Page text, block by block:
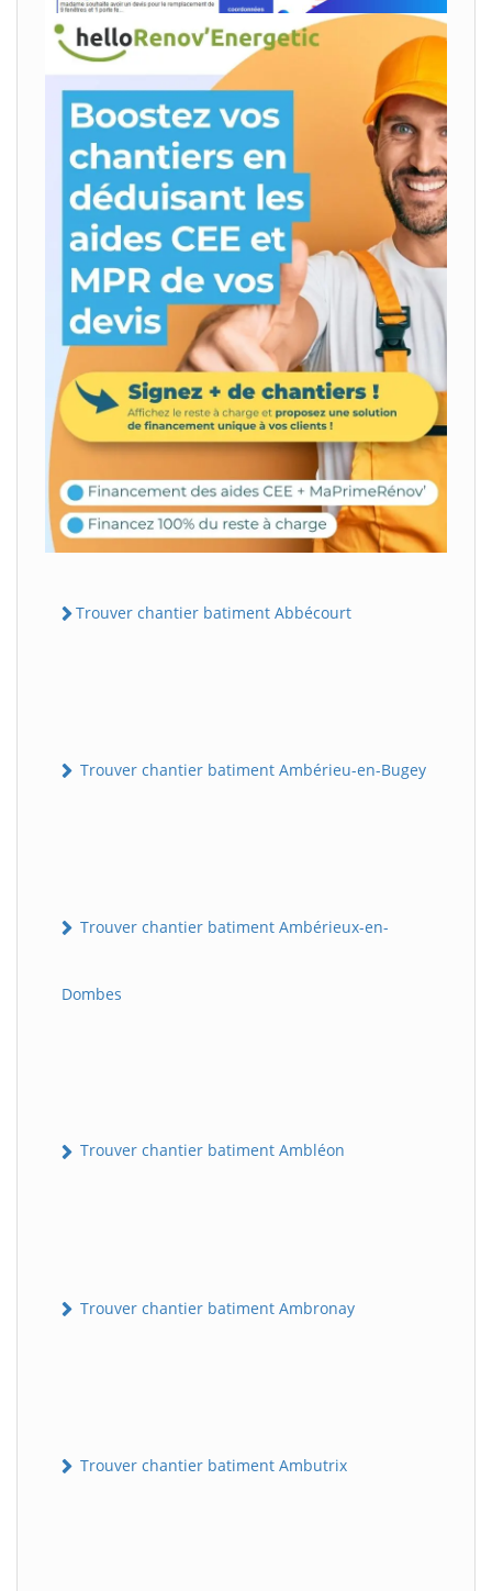
Trouver chantier batiment Abbécourt
Trouver chantier batiment Ambérieu-en-Bugey
Trouver chantier batiment Ambérieux-en-
Dombes
Trouver chantier batiment Ambléon
Trouver chantier batiment Ambronay
Trouver chantier batiment Ambutrix